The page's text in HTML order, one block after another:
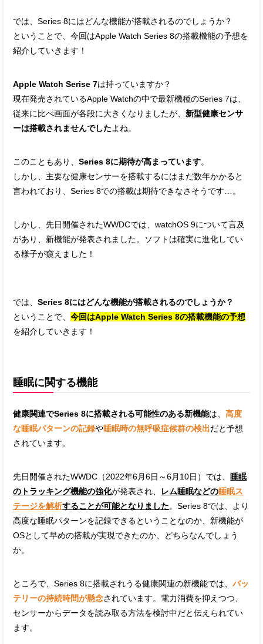
では、Series 8にはどんな機能が搭載されるのでしょうか？
ということで、今回はApple Watch Series 8の搭載機能の予想を
紹介していきます！
Apple Watch Serise 7は持っていますか？
現在発売されているApple Watchの中で最新機種のSeries 7は、
従来に比べ画面が各段に大きくなりましたが、 新型健康センサ
ーは搭載されませんでしたよね。
このこともあり、Series 8に期待が高まっています。
しかし、主要な健康センサーを搭載するにはまだ数年かかると
言われており、Series 8での搭載は期待できなさそうです…。
しかし、先日開催されたWWDCでは、watchOS 9について言及
があり、新機能が発表されました。ソフトは確実に進化してい
る様子が窺えました！
では、Series 8にはどんな機能が搭載されるのでしょうか？
ということで、今回はApple Watch Series 8の搭載機能の予想
を紹介していきます！
睡眠に関する機能
健康関連でSeries 8に搭載される可能性のある新機能は、高度
な睡眠パターンの記録や睡眠時の無呼吸症候群の検出だと予想
されています。
先日開催されたWWDC（2022年6月6日～6月10日）では、 睡眠
のトラッキング機能の強化が発表され、 レム睡眠などの睡眠ス
テージを解析することが可能となりました。Series 8では、より
高度な睡眠パターンを記録できるということなのか、新機能が
OSとして早めの搭載が実現できたのか、どちらなんでしょう
か。
ところで、Series 8に搭載されうる健康関連の新機能では、バッ
テリーの持続時間が懸念されています。電力消費を抑えつつ、
センサーからデータを読み取る方法を検討中だと伝えられてい
ます。